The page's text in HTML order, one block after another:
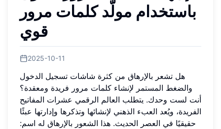
باستخدام مولّد كلمات مرور
قوي
2025-10-11
هل تشعر بالإرهاق من كثرة شاشات تسجيل الدخول
والضغط المستمر لإنشاء كلمات مرور فريدة ومعقدة؟
أنت لست وحدك. يتطلب العالم الرقمي عشرات المفاتيح
الفريدة، ويُعد العبء الذهني لإنشائها وتذكرها وإدارتها عبئًا
حقيقيًا في العصر الحديث. هذا الشعور بالإرهاق له اسم: